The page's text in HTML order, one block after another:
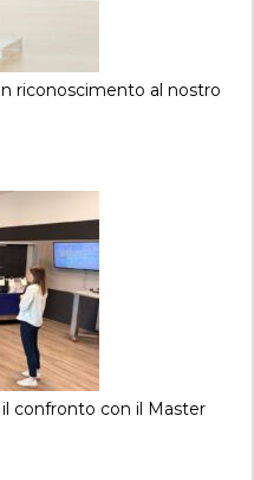
riconoscimento al nostro
confronto con il Master